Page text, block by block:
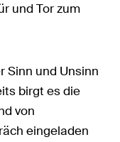
und Tor zum
Sinn und Unsinn
birgt es die
von
eingeladen